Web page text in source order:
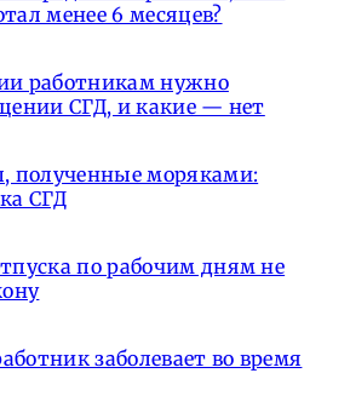
менее 6 месяцев?
работникам нужно
СГД, и какие — нет
полученные моряками:
СГД
по рабочим дням не
заболевает во время